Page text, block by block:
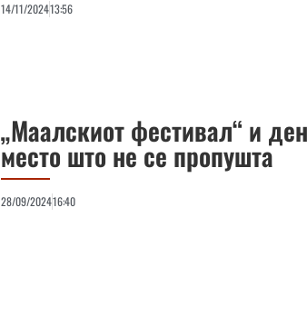
14/11/202413:56
„Маалскиот фестивал“ и
место што не се пропушта
28/09/202416:40